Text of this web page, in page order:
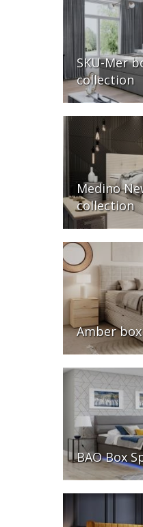
SKU-Mer
collection
Medino
collection
Amber
BAO Box